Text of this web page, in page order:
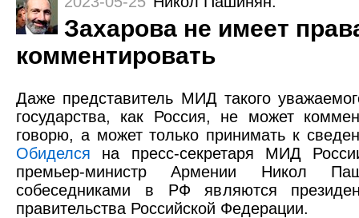
Захарова не имеет
комментировать
Даже представитель МИД такого
государства, как Россия, не может
говорю, а может только принимать к
Обиделся на пресс-секретаря МИД
премьер-министр Армении Никол
собеседниками в РФ являются
правительства Российской Федерации.